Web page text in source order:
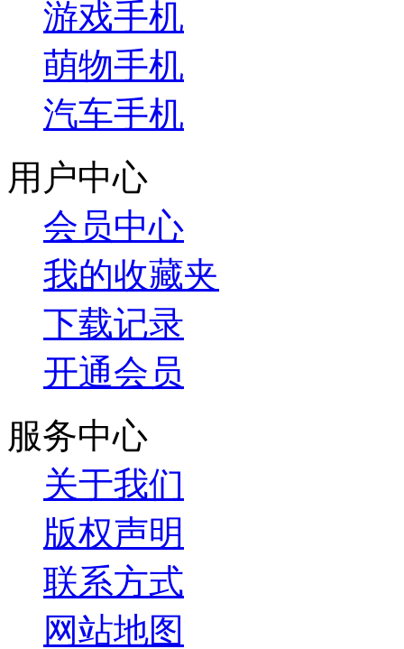
游戏手机
萌物手机
汽车手机
用户中心
会员中心
我的收藏夹
下载记录
开通会员
服务中心
关于我们
版权声明
联系方式
网站地图